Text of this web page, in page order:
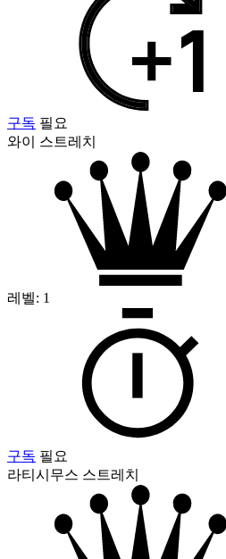
구독 필요
와이 스트레치
레벨: 1
구독 필요
라티시무스 스트레치